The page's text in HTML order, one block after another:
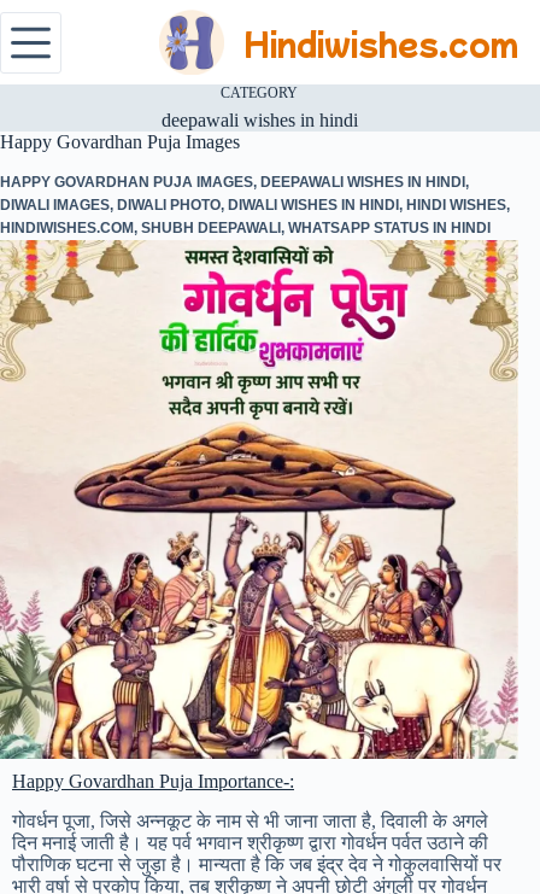
Hindiwishes.com
CATEGORY
deepawali wishes in hindi
Happy Govardhan Puja Images
HAPPY GOVARDHAN PUJA IMAGES, DEEPAWALI WISHES IN HINDI,
DIWALI IMAGES, DIWALI PHOTO, DIWALI WISHES IN HINDI, HINDI WISHES,
HINDIWISHES.COM, SHUBH DEEPAWALI, WHATSAPP STATUS IN HINDI
Happy Govardhan Puja Importance-:
गोवर्धन पूजा, जिसे अन्नकूट के नाम से भी जाना जाता है, दिवाली के अगले
दिन मनाई जाती है। यह पर्व भगवान श्रीकृष्ण द्वारा गोवर्धन पर्वत उठाने की
पौराणिक घटना से जुड़ा है। मान्यता है कि जब इंद्र देव ने गोकुलवासियों पर
भारी वर्षा से प्रकोप किया, तब श्रीकृष्ण ने अपनी छोटी अंगुली पर गोवर्धन